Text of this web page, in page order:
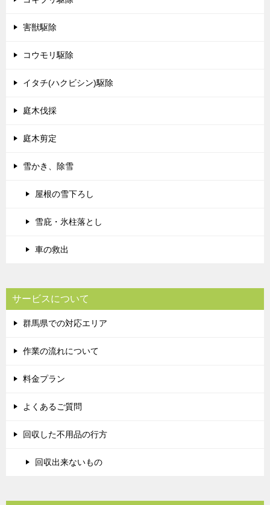
害獣駆除
コウモリ駆除
イタチ(ハクビシン)駆除
庭木伐採
庭木剪定
雪かき、除雪
屋根の雪下ろし
雪庇・氷柱落とし
車の救出
サービスについて
群馬県での対応エリア
作業の流れについて
料金プラン
よくあるご質問
回収した不用品の行方
回収出来ないもの